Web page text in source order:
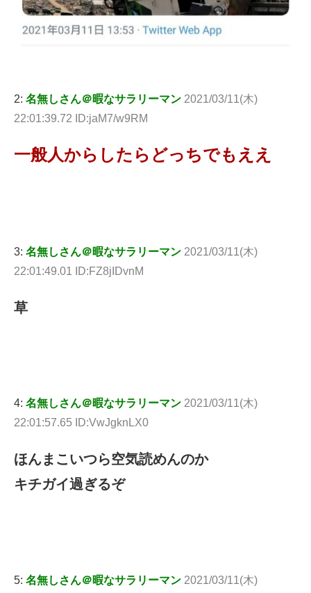
2: 名無しさん＠暇なサラリーマン 2021/03/11(木)
22:01:39.72 ID:jaM7/w9RM
一般人からしたらどっちでもええ
3: 名無しさん＠暇なサラリーマン 2021/03/11(木)
22:01:49.01 ID:FZ8jIDvnM
草
4: 名無しさん＠暇なサラリーマン 2021/03/11(木)
22:01:57.65 ID:VwJgknLX0
ほんまこいつら空気読めんのか
キチガイ過ぎるぞ
5: 名無しさん＠暇なサラリーマン 2021/03/11(木)